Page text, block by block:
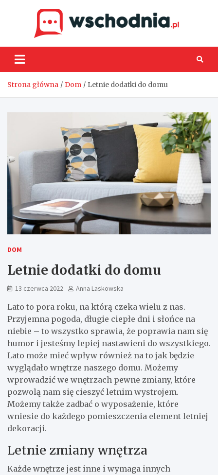
Strona główna Dom Letnie dodatki do domu
DOM
Letnie dodatki do domu
13 czerwca 2022 Anna Laskowska
Lato to pora roku, na którą czeka wielu z nas.
Przyjemna pogoda, długie ciepłe dni i słońce na
niebie – to wszystko sprawia, że poprawia nam się
humor i jesteśmy lepiej nastawieni do wszystkiego.
Lato może mieć wpływ również na to jak będzie
wyglądało wnętrze naszego domu. Możemy
wprowadzić we wnętrzach pewne zmiany, które
pozwolą nam się cieszyć letnim wystrojem.
Możemy także zadbać o wyposażenie, które
wniesie do każdego pomieszczenia element letniej
dekoracji.
Letnie zmiany wnętrza
Każde wnętrze jest inne i wymaga innych